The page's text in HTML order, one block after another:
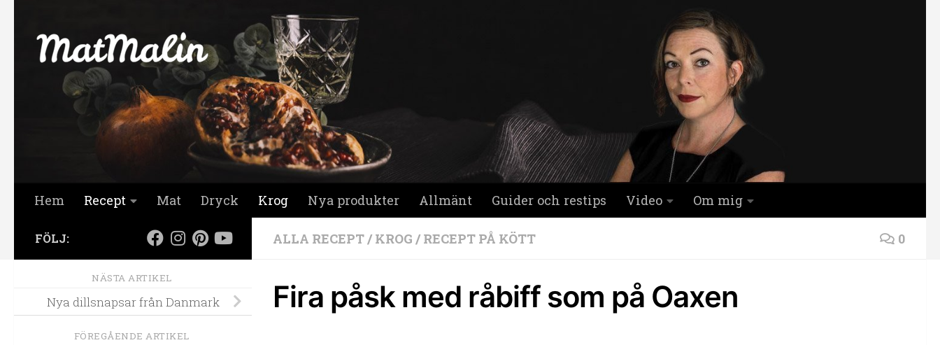
Hem Recept Mat Dryck Krog Nya produkter Allmänt Guider och restips Video Om mig
ALLA RECEPT / KROG / RECEPT PÅ KÖTT 0
Fira påsk med råbiff som på Oaxen
FÖLJ:
NÄSTA ARTIKEL
Nya dillsnapsar från Danmark
FÖREGÅENDE ARTIKEL